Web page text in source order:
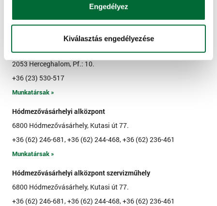
Engedélyez
Kiválasztás engedélyezése
9631 Hegyfalu, Külterület 057/31., Pf.: 3.
Herceghalmi alközpont
2053 Herceghalom, Pf.: 10.
+36 (23) 530-517
Munkatársak »
Hódmezővásárhelyi alközpont
6800 Hódmezővásárhely, Kutasi út 77.
+36 (62) 246-681, +36 (62) 244-468, +36 (62) 236-461
Munkatársak »
Hódmezővásárhelyi alközpont szervizműhely
6800 Hódmezővásárhely, Kutasi út 77.
+36 (62) 246-681, +36 (62) 244-468, +36 (62) 236-461